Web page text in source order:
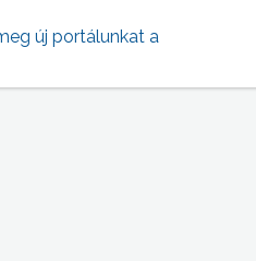
vehette át a
ünnepségén
új portálunkat a